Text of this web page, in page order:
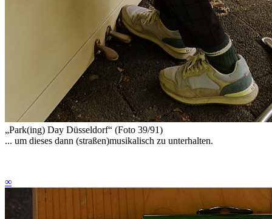
„Park(ing) Day Düsseldorf“ (Foto 39/91)
... um dieses dann (straßen)musikalisch zu unterhalten.
∞